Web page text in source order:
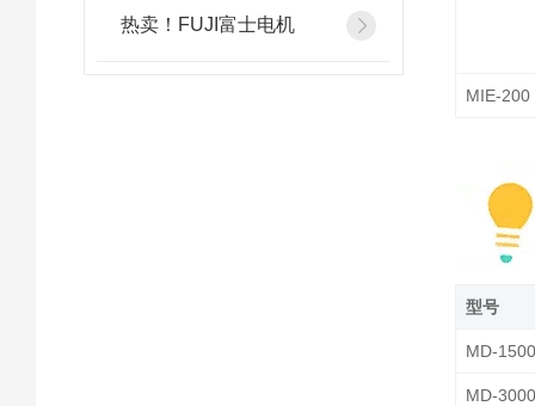
热卖！FUJI富士电机
MIE-200
型号
MD-
MD-